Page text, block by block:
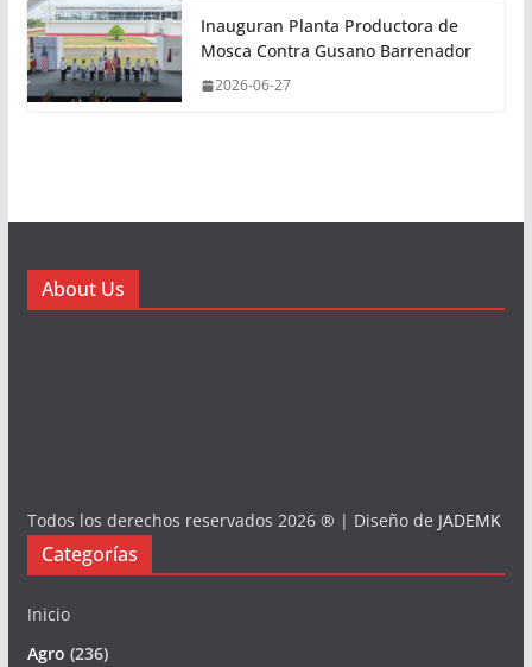
Inauguran Planta Productora de
Mosca Contra Gusano Barrenador
2026-06-27
About Us
Todos los derechos reservados 2026 ® | Diseño de JADEMK
Categorías
Inicio
Agro (236)